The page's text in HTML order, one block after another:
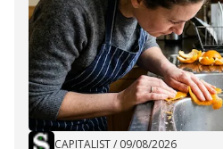
CAPITALIST/ 09/08/2026